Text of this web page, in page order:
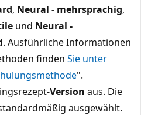
, Neural - mehrsprachig,
und Neural -
. Ausführliche Informationen
finden Sie unter
".
Version aus. Die
ausgewählt.